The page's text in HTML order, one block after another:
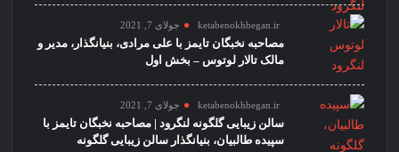
ketabenokhbegan.ir جولای 7, 2021
مصاحبه نخبگان تایمز با علی مرادی، بنیانگذار، مدیر و
مالک تالار لوتوس – بخش اول
ketabenokhbegan.ir جولای 7, 2021
سالن زیبایی گلگونه لنگرود | مصاحبه نخبگان تایمز با
سپیده طالبیان، بنیانگذار سالن زیبایی گلگونه